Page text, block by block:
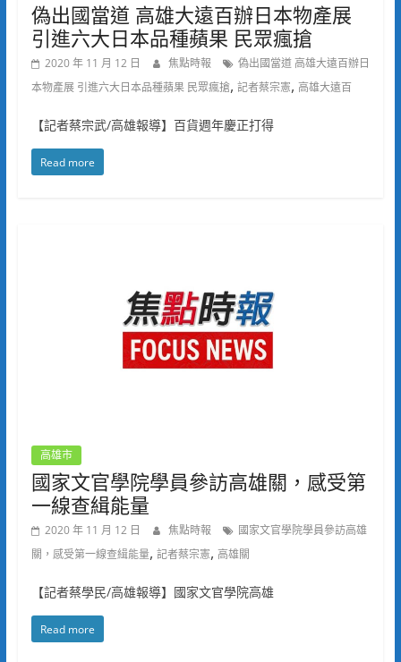
偽出國當道 高雄大遠百辦日本物產展
引進六大日本品種蘋果 民眾瘋搶
2020 年 11 月 12 日 焦點時報
偽出國當道 高雄大遠百辦日
本物產展 引進六大日本品種蘋果 民眾瘋搶, 記者蔡宗憲, 高雄大遠百
【記者蔡宗武/高雄報導】百貨週年慶正打得
Read more
高雄市
國家文官學院學員參訪高雄關，感受第
一線查緝能量
2020 年 11 月 12 日 焦點時報
國家文官學院學員參訪高雄
關，感受第一線查緝能量, 記者蔡宗憲, 高雄關
【記者蔡學民/高雄報導】國家文官學院高雄
Read more